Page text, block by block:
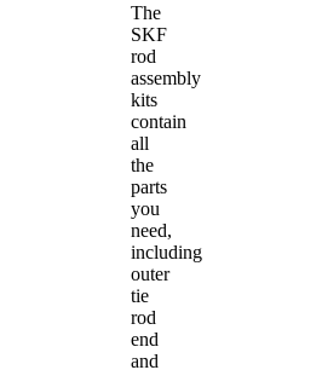
The
SKF
rod
assembly
kits
contain
all
the
parts
you
need,
including
outer
tie
rod
end
and